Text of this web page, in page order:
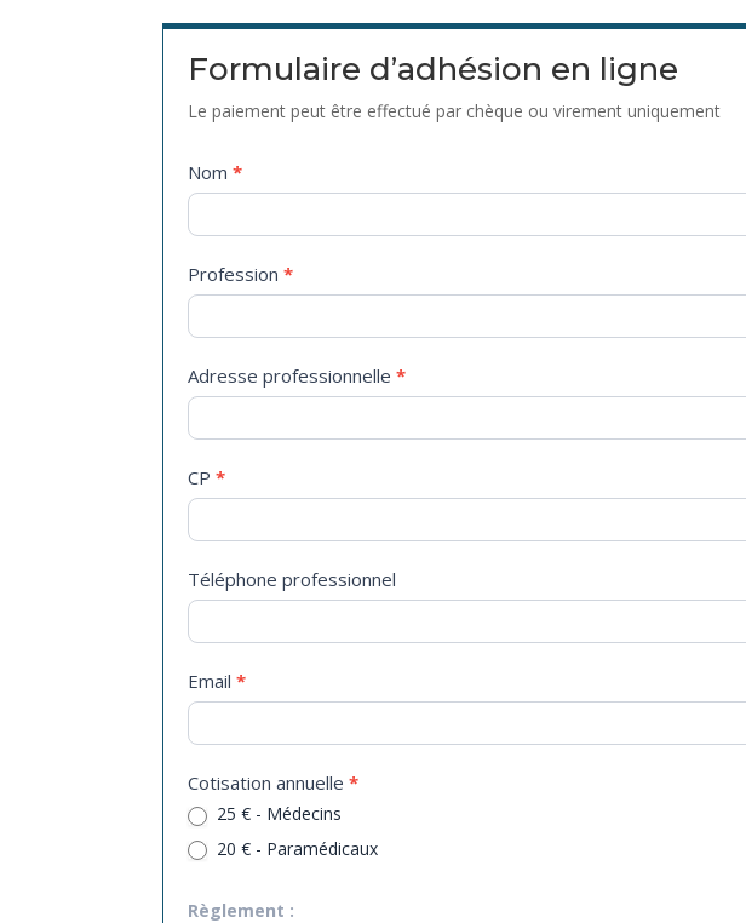
Formulaire d’adhésion en ligne
Le paiement peut être effectué par chèque ou virement uniquement
Adhésion
Nom*
Profession*
Adresse professionnelle*
CP*
Téléphone professionnel
Email*
Cotisation annuelle*
25 € - Médecins
20 € - Paramédicaux
Règlement :